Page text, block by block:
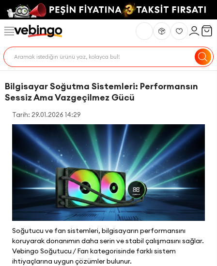
Bilgisayar Soğutma Sistemleri: Performansın
Sessiz Ama Vazgeçilmez Gücü
Tarih: 29.01.2026 14:29
Soğutucu ve fan sistemleri, bilgisayarın performansını
koruyarak donanımın daha serin ve stabil çalışmasını sağlar.
Vebingo Soğutucu / Fan kategorisinde farklı sistem
ihtiyaçlarına uygun çözümler bulunur.